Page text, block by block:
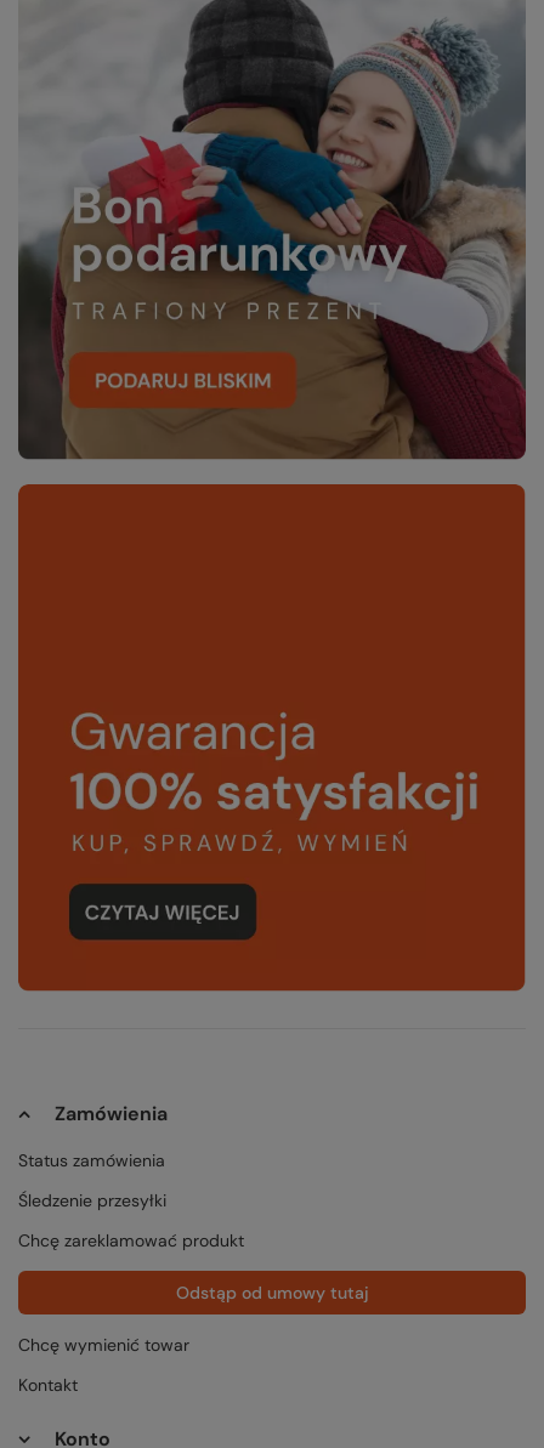
Zamówienia
Status zamówienia
Śledzenie przesyłki
Chcę zareklamować produkt
Odstąp od umowy tutaj
Chcę wymienić towar
Kontakt
Konto